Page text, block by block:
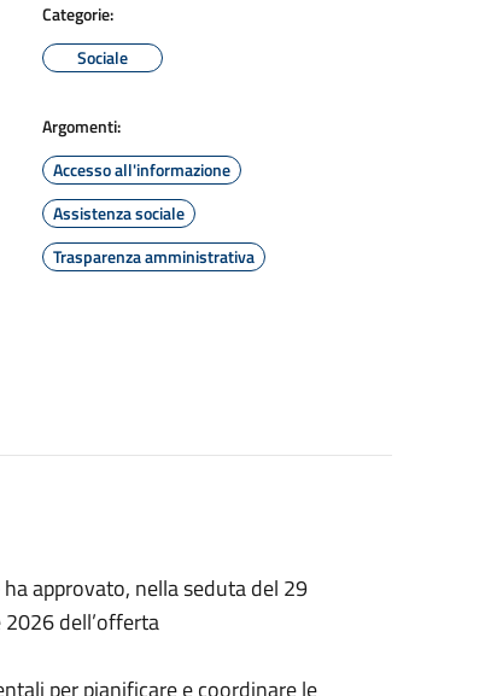
Categorie:
Sociale
Argomenti:
Accesso all'informazione
Assistenza sociale
Trasparenza amministrativa
ha approvato, nella seduta del 29
dell’offerta
per pianificare e coordinare le